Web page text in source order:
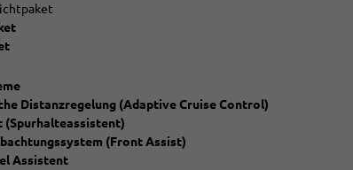
Distanzregelung (Adaptive Cruise Control)
(Spurhalteassistent)
(Front Assist)
Assistent